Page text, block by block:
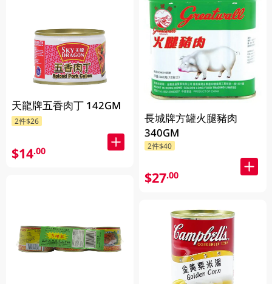
天龍牌五香肉丁 142GM
2件$26
$14.00
長城牌方罐火腿豬肉
340GM
2件$40
$27.00